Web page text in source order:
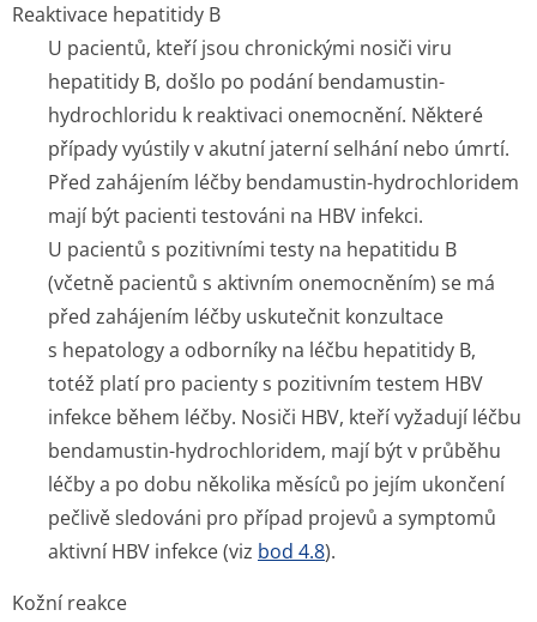
Reaktivace hepatitidy B
U pacientů, kteří jsou chronickými nosiči viru
hepatitidy B, došlo po podání bendamustin-
hydrochloridu k reaktivaci onemocnění. Některé
případy vyústily v akutní jaterní selhání nebo úmrtí.
Před zahájením léčby bendamustin-hydrochloridem
mají být pacienti testováni na HBV infekci.
U pacientů s pozitivními testy na hepatitidu B
(včetně pacientů s aktivním onemocněním) se má
před zahájením léčby uskutečnit konzultace
s hepatology a odborníky na léčbu hepatitidy B,
totéž platí pro pacienty s pozitivním testem HBV
infekce během léčby. Nosiči HBV, kteří vyžadují léčbu
bendamustin-hydrochloridem, mají být v průběhu
léčby a po dobu několika měsíců po jejím ukončení
pečlivě sledováni pro případ projevů a symptomů
aktivní HBV infekce (viz bod 4.8).
Kožní reakce